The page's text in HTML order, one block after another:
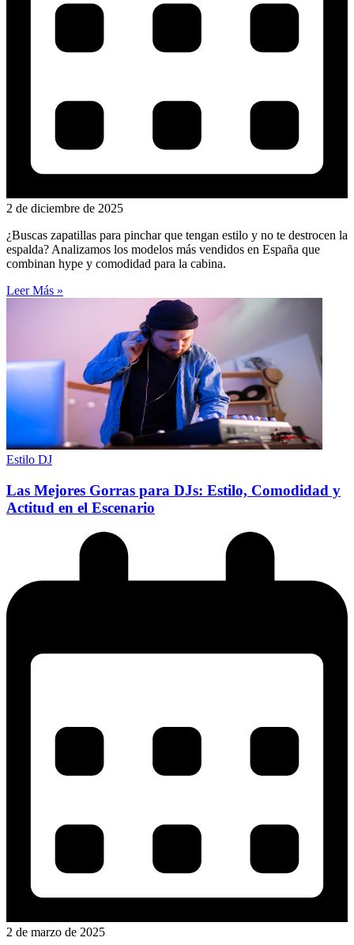
2 de diciembre de 2025
¿Buscas zapatillas para pinchar que tengan estilo y no te destrocen la
espalda? Analizamos los modelos más vendidos en España que
combinan hype y comodidad para la cabina.
Leer Más »
Estilo DJ
Las Mejores Gorras para DJs: Estilo, Comodidad y
Actitud en el Escenario
2 de marzo de 2025